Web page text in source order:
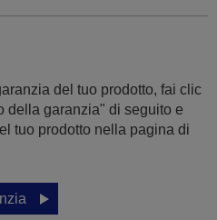
del tuo prodotto, fai clic
della garanzia" di seguito e
tuo prodotto nella pagina di